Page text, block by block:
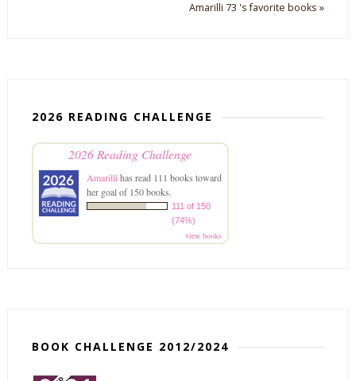
Amarilli 73 's favorite books »
2026 READING CHALLENGE
2026 Reading Challenge
Amarillihas read 111 books toward
her goal of 150 books.
111 of 150
(74%)
view books
BOOK CHALLENGE 2012/2024